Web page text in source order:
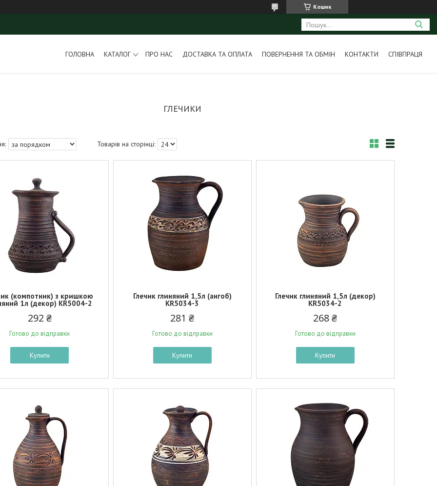
Кошик
ГОЛОВНА КАТАЛОГ ПРО НАС ДОСТАВКА ТА ОПЛАТА ПОВЕРНЕННЯ ТА ОБМІН КОНТАКТИ СПІВПРАЦЯ
ГЛЕЧИКИ
(компотник) з кришкою
1л (декор) KR5004-2
292 ₴
Готово до відправки
Купити
Глечик глиняний 1,5л (ангоб)
KR5034-3
281 ₴
Готово до відправки
Купити
Глечик глиняний 1,5л (декор)
KR5034-2
268 ₴
Готово до відправки
Купити